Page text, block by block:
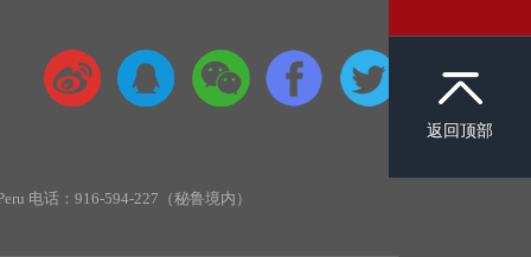
电话：916-594-227（秘鲁境内）
返回顶部